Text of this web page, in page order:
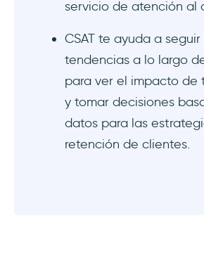
servicio de atención al
CSAT te ayuda a seguir
tendencias a lo largo
para ver el impacto de
y tomar decisiones
datos para las
retención de clientes.